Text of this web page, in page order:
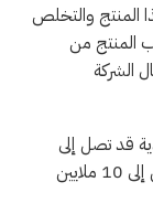
المنتج والتخلص
المنتج من
الشركة
قد تصل إلى
السجن مدة لا تزيد عن 10 سنوات، أو غرامة تصل إلى 10 ملايين